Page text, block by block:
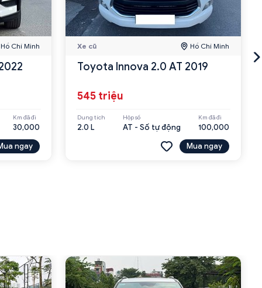
Hồ Chí Minh
Km đã đi
30,000
ngay
Xe cũ Hồ Chí Minh
Toyota Innova 2.0 AT 2019
545 triệu
Dung tích
2.0 L
Hộp số
AT - Số tự động
Km đã đi
100,000
Mua ngay